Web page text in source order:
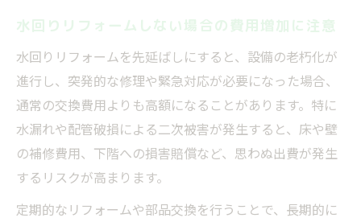
水回りリフォームしない場合の費用増加に注意
水回りリフォームを先延ばしにすると、設備の老朽化が
進行し、突発的な修理や緊急対応が必要になった場合、
通常の交換費用よりも高額になることがあります。特に
水漏れや配管破損による二次被害が発生すると、床や壁
の補修費用、下階への損害賠償など、思わぬ出費が発生
するリスクが高まります。
定期的なリフォームや部品交換を行うことで、長期的に